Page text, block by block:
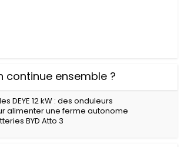
continue ensemble ?
DEYE 12 kW : des onduleurs
alimenter une ferme autonome
BYD Atto 3